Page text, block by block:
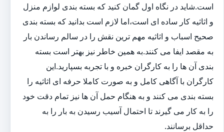
است.شاید در نگاه اول گمان کنید که بسته بندی لوازم منزل
و اثاثیه کار ساده ای است،اما لازم است بدانید که بسته بندی
صحیح اسباب و اثاثیه مهم ترین نقش را در سالم رساندن بار
به مقصد ایفا می کنند.به همین خاطر نیز بهتر است بسته
بندی آن ها را به کارگران خبره و با تجربه بسپارید.این
کارگران با آگاهی کامل و به صورت کاملا حرفه ای اثاثیه را
بسته بندی می کنند و به هنگام حمل آن ها نیز تمام دقت خود
را به کار می گیرند تا احتمال آسیب رسیدن به بار را به
حداقل برسانند.